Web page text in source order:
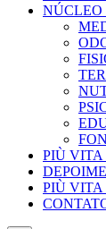
NÚCLEO
PIÙ VITA
PIÙ VITA